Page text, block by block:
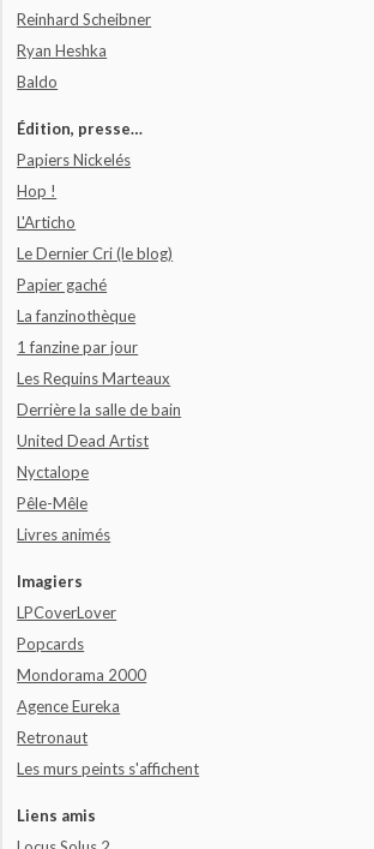
Reinhard Scheibner
Ryan Heshka
Baldo
Édition, presse…
Papiers Nickelés
Hop !
L'Articho
Le Dernier Cri (le blog)
Papier gaché
La fanzinothèque
1 fanzine par jour
Les Requins Marteaux
Derrière la salle de bain
United Dead Artist
Nyctalope
Pêle-Mêle
Livres animés
Imagiers
LPCoverLover
Popcards
Mondorama 2000
Agence Eureka
Retronaut
Les murs peints s'affichent
Liens amis